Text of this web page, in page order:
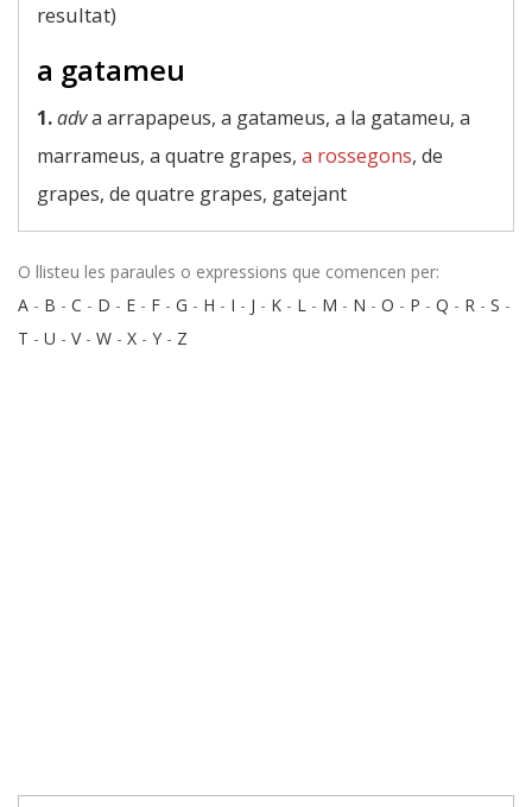
resultat)
a gatameu
1.adva arrapapeus, a gatameus, a la gatameu, a
marrameus, a quatre grapes, a rossegons, de
grapes, de quatre grapes, gatejant
O llisteu les paraules o expressions que comencen per:
A - B - C - D - E - F - G - H - I - J - K - L - M - N - O - P - Q - R - S -
T - U - V- W - X - Y - Z